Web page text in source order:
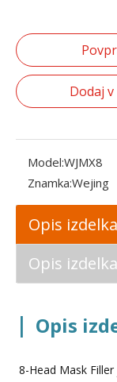
Dodaj
Model:WJMX8
Znamka:Wejing
Opis
Opis
| Opis
8-Head Mask